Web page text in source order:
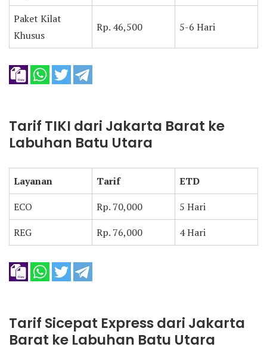
Paket Kilat
Khusus
Rp. 46,500 5-6 Hari
Tarif TIKI dari Jakarta Barat ke
Labuhan Batu Utara
Layanan Tarif
ETD
ECO
Rp. 70,000
5 Hari
REG
Rp. 76,000 4 Hari
Tarif Sicepat Express dari Jakarta
Barat ke Labuhan Batu Utara